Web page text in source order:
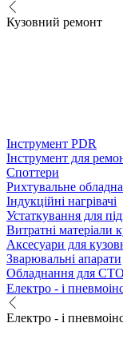
Кузовний ремонт
Інструмент PDR
Інструмент для
Споттери
Рихтувальне
Індукційні нагрівачі
Устаткування для
Витратні матеріали
Аксесуари для
Зварювальні апарати
Обладнання для СТО
Електро - і
Електро - і